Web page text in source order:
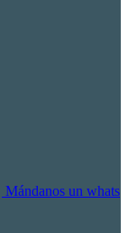
Mándanos un whats